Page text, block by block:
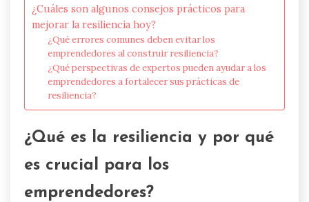
¿Cuáles son algunos consejos prácticos para
mejorar la resiliencia hoy?
¿Qué errores comunes deben evitar los
emprendedores al construir resiliencia?
¿Qué perspectivas de expertos pueden ayudar a los
emprendedores a fortalecer sus prácticas de
resiliencia?
¿Qué es la resiliencia y por qué
es crucial para los
emprendedores?